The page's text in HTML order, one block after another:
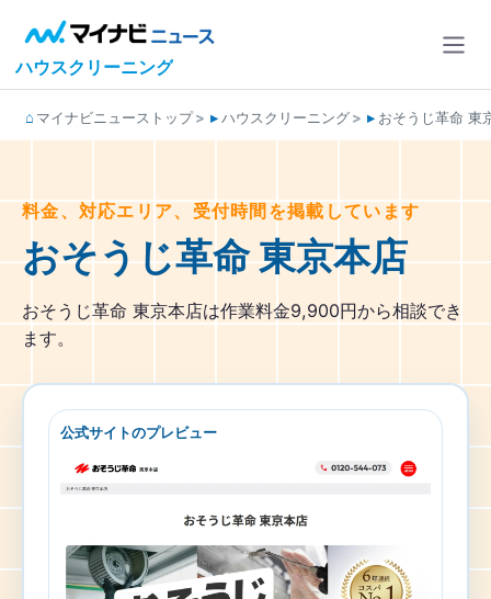
ハウスクリーニング
マイナビニューストップ ハウスクリーニング おそうじ革命 東
料金、対応エリア、受付時間を掲載しています
おそうじ革命 東京本店
おそうじ革命 東京本店は作業料金9,900円から相談でき
ます。
公式サイトのプレビュー